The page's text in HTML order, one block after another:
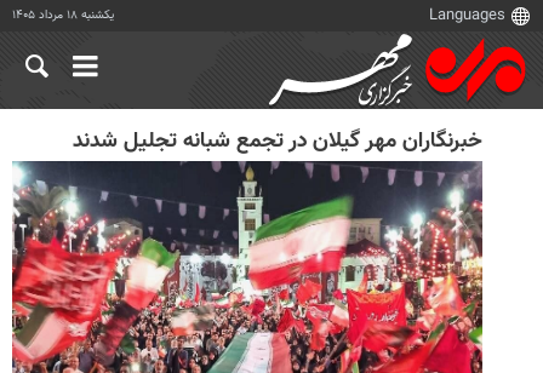
یکشنبه ۱۸ مرداد ۱۴۰۵
خبرنگاران مهر گیلان در تجمع شبانه تجلیل شدند